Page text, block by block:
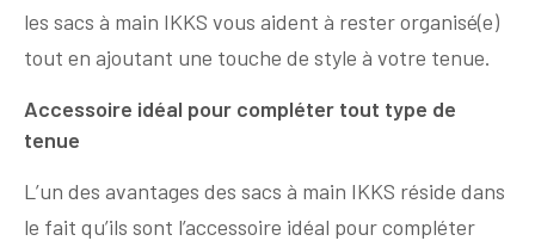
les sacs à main IKKS vous aident à rester organisé(e)
tout en ajoutant une touche de style à votre tenue.
Accessoire idéal pour compléter tout type de
tenue
L’un des avantages des sacs à main IKKS réside dans
le fait qu’ils sont l’accessoire idéal pour compléter